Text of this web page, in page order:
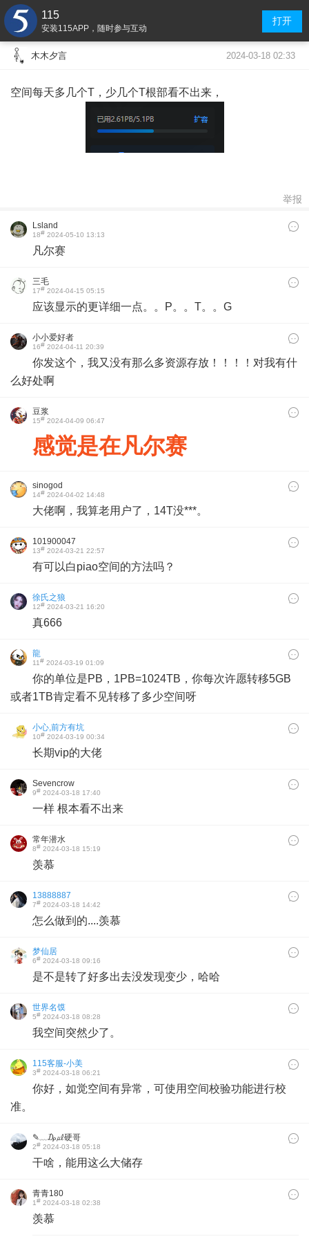
115
安装115APP，随时参与互动
打开
木木夕言 2024-03-18 02:33
空间每天多几个T，少几个T根部看不出来，
举报
Lsland
18# 2024-05-10 13:13
凡尔赛
三毛
17# 2024-04-15 05:15
应该显示的更详细一点。。P。。T。。G
小小爱好者
16# 2024-04-11 20:39
你发这个，我又没有那么多资源存放！！！！对我有什
么好处啊
豆浆
15# 2024-04-09 06:47
感觉是在凡尔赛
sinogod
14# 2024-04-02 14:48
大佬啊，我算老用户了，14T没***。
101900047
13# 2024-03-21 22:57
有可以白piao空间的方法吗？
徐氏之狼
12# 2024-03-21 16:20
真666
龍
11# 2024-03-19 01:09
你的单位是PB，1PB=1024TB，你每次许愿转移5GB
或者1TB肯定看不见转移了多少空间呀
小心,前方有坑
10# 2024-03-19 00:34
长期vip的大佬
Sevencrow
9# 2024-03-18 17:40
一样 根本看不出来
常年潜水
8# 2024-03-18 15:19
羡慕
13888887
7# 2024-03-18 14:42
怎么做到的....羡慕
梦仙居
6# 2024-03-18 09:16
是不是转了好多出去没发现变少，哈哈
世界名馍
5# 2024-03-18 08:28
我空间突然少了。
115客服-小美
3# 2024-03-18 06:21
你好，如觉空间有异常，可使用空间校验功能进行校
准。
✎﹏₯㎕硬哥
2# 2024-03-18 05:18
干啥，能用这么大储存
青青180
1# 2024-03-18 02:38
羡慕